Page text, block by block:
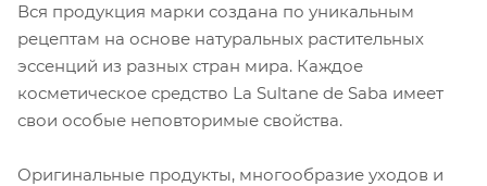
Вся продукция марки создана по уникальным
рецептам на основе натуральных растительных
эссенций из разных стран мира. Каждое
косметическое средство La Sultane de Saba имеет
свои особые неповторимые свойства.
Оригинальные продукты, многообразие уходов и